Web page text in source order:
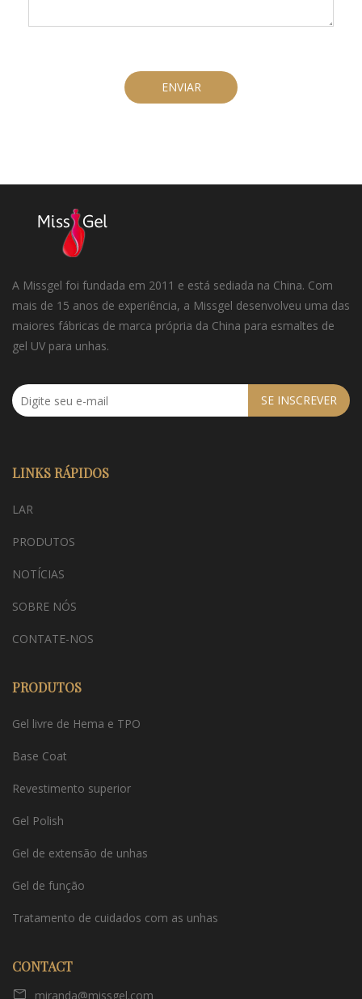
ENVIAR
A Missgel foi fundada em 2011 e está sediada na China. Com
mais de 15 anos de experiência, a Missgel desenvolveu uma das
maiores fábricas de marca própria da China para esmaltes de
gel UV para unhas.
SE INSCREVER
LINKS RÁPIDOS
LAR
PRODUTOS
NOTÍCIAS
SOBRE NÓS
CONTATE-NOS
PRODUTOS
Gel livre de Hema e TPO
Base Coat
Revestimento superior
Gel Polish
Gel de extensão de unhas
Gel de função
Tratamento de cuidados com as unhas
CONTACT
miranda@missgel.com